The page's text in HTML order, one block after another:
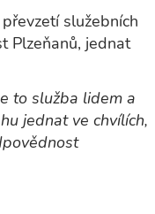
služebních
Plzeňanů, jednat
to služba lidem a
jednat ve chvílích,